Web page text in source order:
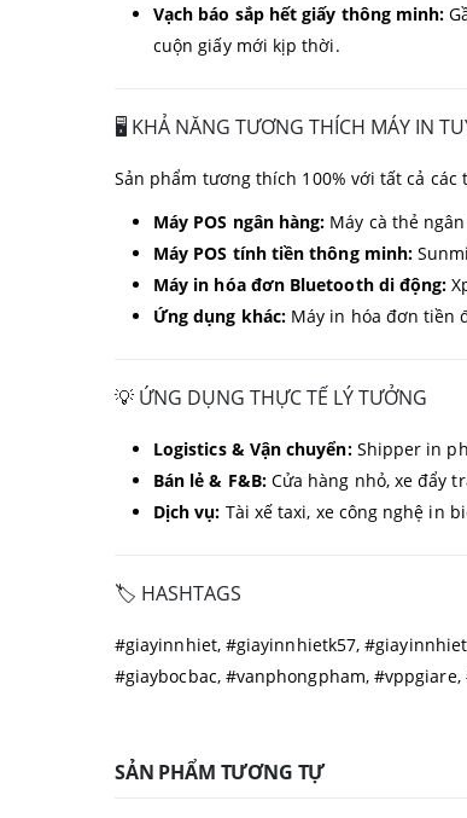
Vạch báo sắp hết giấy thông minh:
cuộn giấy mới kịp thời.
🖥️ KHẢ NĂNG TƯƠNG THÍCH MÁY IN
Sản phẩm tương thích 100% với tất cả
Máy POS ngân hàng: Máy cà thẻ
Máy POS tính tiền thông minh:
Máy in hóa đơn Bluetooth di động:
Ứng dụng khác:Máy in hóa đơn tiền
💡 ỨNG DỤNG THỰC TẾ LÝ TƯỞNG
Logistics & Vận chuyển:Shipper in
Bán lẻ & F&B:Cửa hàng nhỏ, xe đẩy
Dịch vụ: Tài xế taxi, xe công nghệ in
🏷️ HASHTAGS
#giayinnhiet, #giayinnhietk57,
#giaybocbac, #vanphongpham,
SẢN PHẨM TƯƠNG TỰ